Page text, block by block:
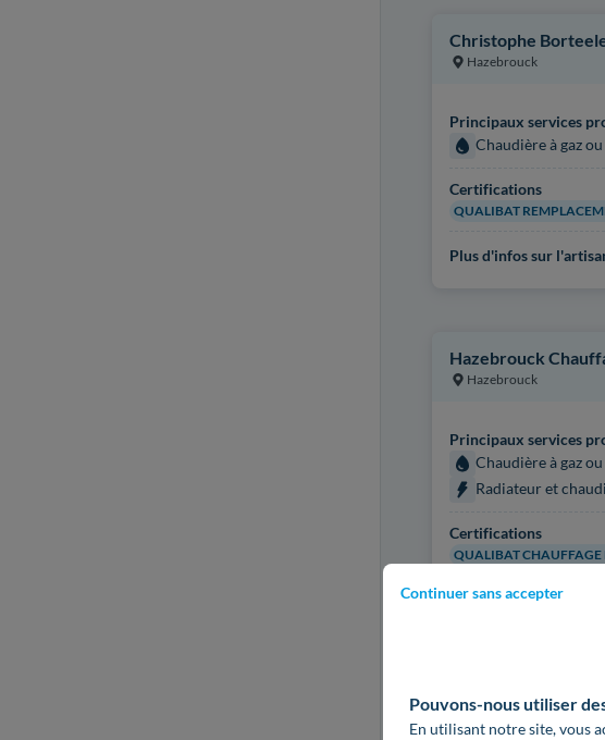
Continuer sans accepter
Pouvons-nous utiliser
En utilisant notre site, vous
Christophe
Hazebrouck
Principaux services
Chaudière à gaz
Certifications
QUALIBAT
Plus d'infos sur
Hazebrouck
Hazebrouck
Principaux services
Chaudière à gaz
Radiateur et
Certifications
QUALIBAT CHAUFFAGE
Plus d'infos sur l'artisan